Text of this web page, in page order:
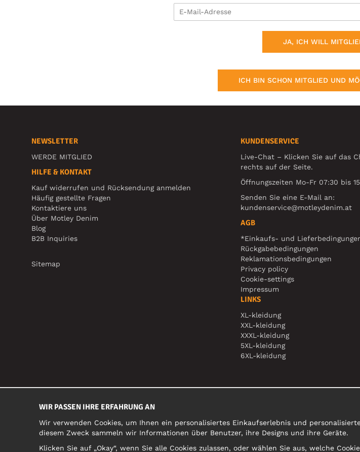
JA, ICH WILL
ICH BIN SCHON MITGLIED UND
NEWSLETTER
WERDE MITGLIED
HILFE & KONTAKT
Kauf widerrufen und Rücksendung anmelden
Häufig gestellte Fragen
Kontaktiere uns
Über Motley Denim
Blog
B2B Inquiries
Sitemap
KUNDENSERVICE
Live-Chat – Klicken Sie auf das
rechts auf der Seite.
Öffnungszeiten Mo-Fr 07:30 bis
Senden Sie eine E-Mail an:
kundenservice@motleydenim.at
AGB
*Einkaufs- und
Rückgabebedingungen
Reklamationsbedingungen
Privacy policy
Cookie-settings
Impressum
LINKS
XL-kleidung
XXL-kleidung
XXXL-kleidung
5XL-kleidung
6XL-kleidung
WIR PASSEN IHRE ERFAHRUNG AN
Wir verwenden Cookies, um Ihnen ein personalisiertes Einkaufserlebnis und
diesem Zweck sammeln wir Informationen über Benutzer, ihre Designs und ihre Geräte.
Klicken Sie auf „Okay“, wenn Sie alle Cookies zulassen, oder wählen Sie aus, welche